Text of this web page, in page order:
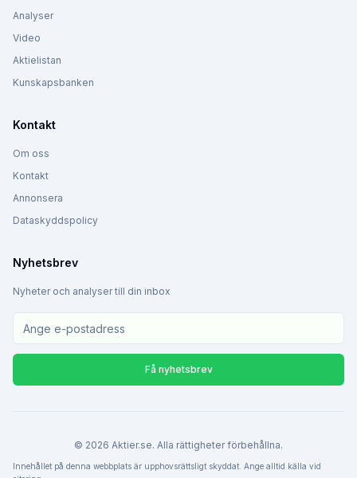
Analyser
Video
Aktielistan
Kunskapsbanken
Kontakt
Om oss
Kontakt
Annonsera
Dataskyddspolicy
Nyhetsbrev
Nyheter och analyser till din inbox
Få nyhetsbrev
© 2026 Aktier.se. Alla rättigheter förbehållna.
Innehållet på denna webbplats är upphovsrättsligt skyddat. Ange alltid källa vid